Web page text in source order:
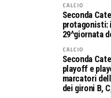
CALCIO
Seconda
protagonisti:
29^giornata
CALCIO
Seconda
playoff e
marcatori
dei gironi B,